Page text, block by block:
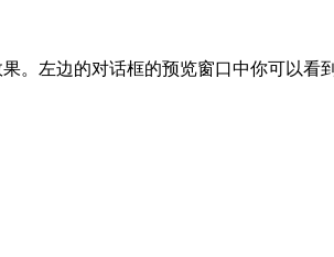
。左边的对话框的预览窗口中你可以看